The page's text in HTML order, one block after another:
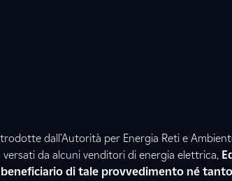
dall’Autorità per Energia Reti e
da alcuni venditori di energia elettrica,
di tale provvedimento né